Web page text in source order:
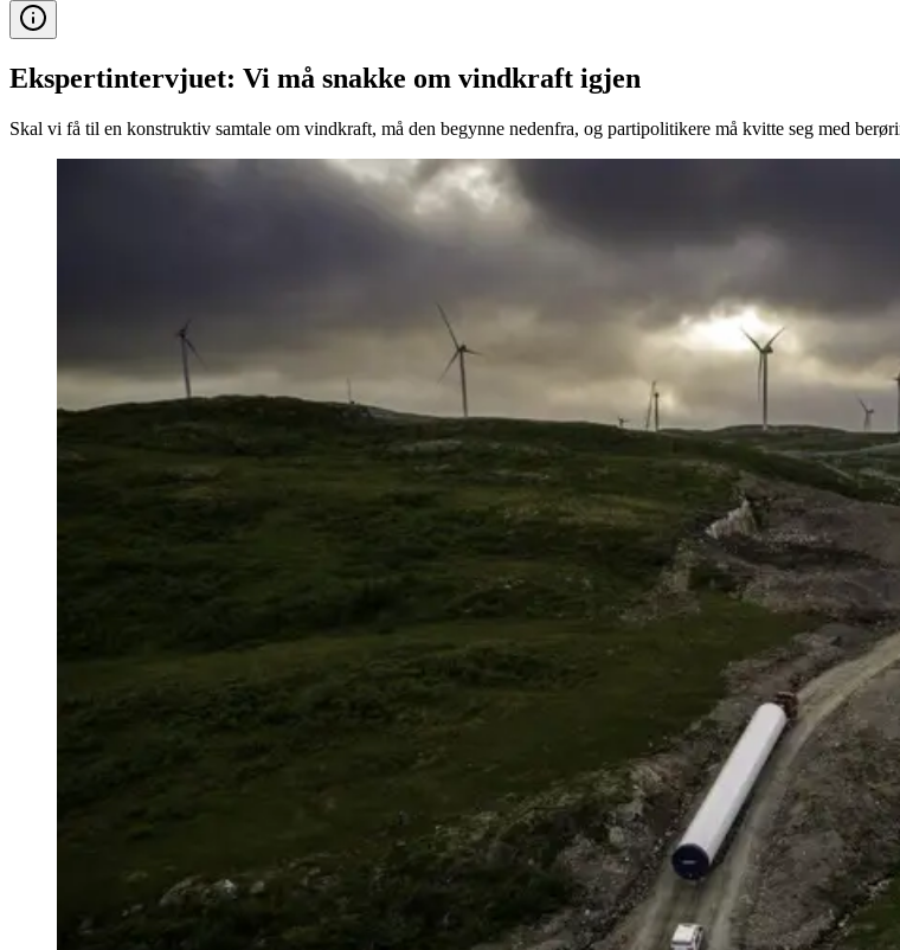
Ekspertintervjuet: Vi må snakke om vindkraft igjen
Skal vi få til en konstruktiv samtale om vindkraft, må den begynne nedenfra, og partipolitikere må kvitte seg med